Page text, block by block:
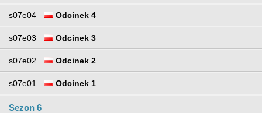
s07e04 Odcinek 4
s07e03 Odcinek 3
s07e02 Odcinek 2
s07e01 Odcinek 1
Sezon 6